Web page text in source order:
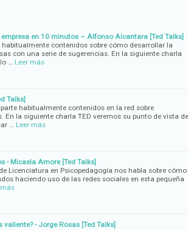
en 10 minutos – Alfonso Alcantara [Ted Talks]
contenidos sobre cómo desarrollar la
con una serie de sugerencias. En la siguiente charla
… Leer más
Talks]
habitualmente contenidos en la red sobre
En la siguiente charla TED veremos su punto de vista de
… Leer más
- Micaela Amore [Ted Talks]
Licenciatura en Psicopedagogía nos habla sobre cómo
haciendo uso de las redes sociales en esta pequeña
- Jorge Rosas [Ted Talks]